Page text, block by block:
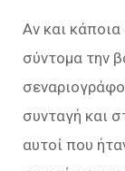
Αν και
σύντομα την
συνταγή και
αυτοί που